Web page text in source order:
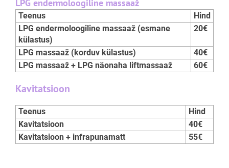
LPG endermoloogiline massaaž
Teenus
Hind
LPG endermoloogiline massaaž (esmane
külastus)
20€
LPG massaaž (korduv külastus)
40€
LPG massaaž + LPG näonaha liftmassaaž
60€
Kavitatsioon
Teenus
Hind
Kavitatsioon
40€
Kavitatsioon + infrapunamatt
55€